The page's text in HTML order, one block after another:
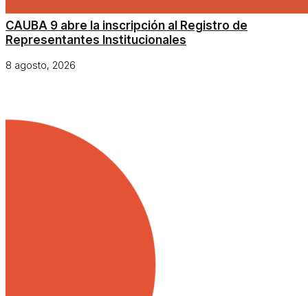
CAUBA 9 abre la inscripción al Registro de
Representantes Institucionales
8 agosto, 2026